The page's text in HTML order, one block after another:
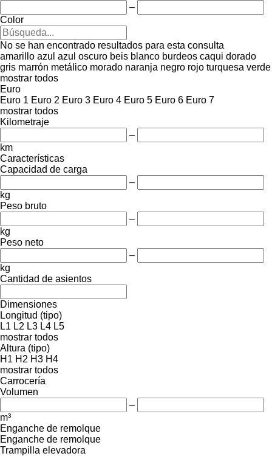
–
Color
No se han encontrado resultados para esta consulta
amarillo azul azul oscuro beis blanco burdeos caqui dorado
gris marrón metálico morado naranja negro rojo turquesa verde
mostrar todos
Euro
Euro 1 Euro 2 Euro 3 Euro 4 Euro 5 Euro 6 Euro 7
mostrar todos
Kilometraje
–
km
Características
Capacidad de carga
–
kg
Peso bruto
–
kg
Peso neto
–
kg
Cantidad de asientos
Dimensiones
Longitud (tipo)
L1 L2 L3 L4 L5
mostrar todos
Altura (tipo)
H1 H2 H3 H4
mostrar todos
Carrocería
Volumen
–
m³
Enganche de remolque
Enganche de remolque
Trampilla elevadora